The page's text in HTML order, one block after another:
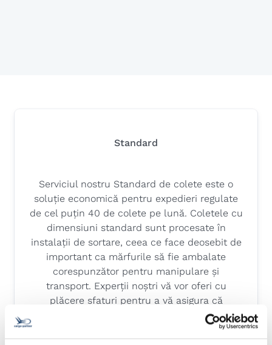
Standard
Serviciul nostru Standard de colete este o
soluție economică pentru expedieri regulate
de cel puțin 40 de colete pe lună. Coletele cu
dimensiuni standard sunt procesate în
instalații de sortare, ceea ce face deosebit de
important ca mărfurile să fie ambalate
corespunzător pentru manipulare și
transport. Experții noștri vă vor oferi cu
plăcere sfaturi pentru a vă asigura că
articolele dumneavoastră ajung în stare
perfectă. De asemenea, manipulăm mărfuri